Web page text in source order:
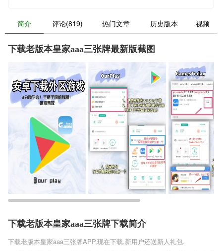
简介 评论(819) 热门文章 历史版本 视频
下载老版本皇家aaa三张牌最新版截图
下载老版本皇家aaa三张牌下载简介
下载老版本皇家aaa三张牌APP,现在下载,新用户还送新人礼包.